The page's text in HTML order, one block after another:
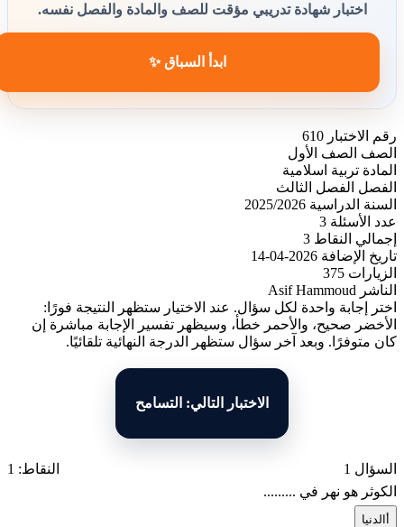
اختبار شهادة تدريبي مؤقت للصف والمادة والفصل نفسه.
ابدأ السباق ✨
رقم الاختبار 610
الصف
الصف الأول
المادة تربية اسلامية
الفصل
الفصل الثالث
السنة الدراسية 2025/2026
عدد الأسئلة 3
إجمالي النقاط 3
تاريخ الإضافة 2026-04-14
الزيارات 375
الناشر Asif Hammoud
اختر إجابة واحدة لكل سؤال. عند الاختيار ستظهر النتيجة فورًا:
الأخضر صحيح، والأحمر خطأ، وسيظهر تفسير الإجابة مباشرة إن
كان متوفرًا. وبعد آخر سؤال ستظهر الدرجة النهائية تلقائيًا.
الاختبار التالي: التسامح
السؤال 1
النقاط: 1
الكوثر هو نهر في .........
الدنيا